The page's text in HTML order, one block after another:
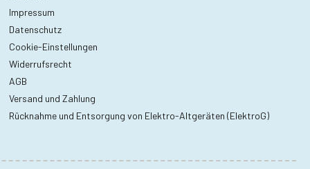
Impressum
Datenschutz
Cookie-Einstellungen
Widerrufsrecht
AGB
Versand und Zahlung
Rücknahme und Entsorgung von Elektro-Altgeräten (ElektroG)